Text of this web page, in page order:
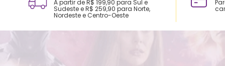
A partir de R$ 199,90 para Sul e
Sudeste e R$ 259,90 para Norte,
Nordeste e Centro-Oeste